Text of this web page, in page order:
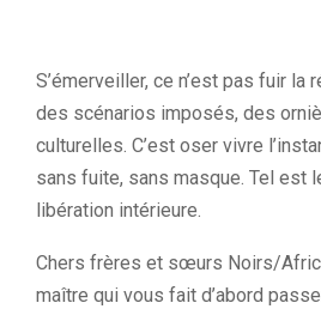
S’émerveiller, ce n’est pas fuir la
des scénarios imposés, des
culturelles. C’est oser vivre
sans fuite, sans masque. Tel est
libération intérieure.
Chers frères et sœurs Noirs/
maître qui vous fait d’abord